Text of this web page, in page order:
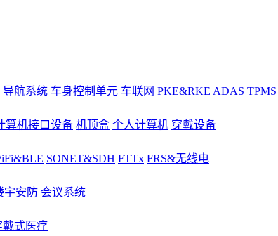
导航系统 车身控制单元 车联网 PKE&RKE ADAS TPMS
算机接口设备 机顶盒 个人计算机 穿戴设备
SONET&SDH FTTx FRS&无线电
宇安防 会议系统
戴式医疗